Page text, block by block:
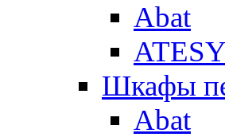
Abat
ATESY
Шкафы
Abat